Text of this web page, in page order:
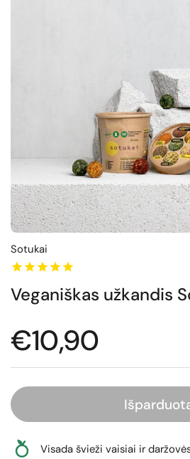
Sotukai
Veganiškas užkandis
Normali kaina
€10,90
Visada švieži vaisiai ir